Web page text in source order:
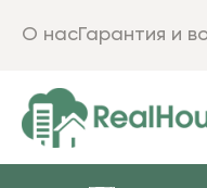
О насГарантия и